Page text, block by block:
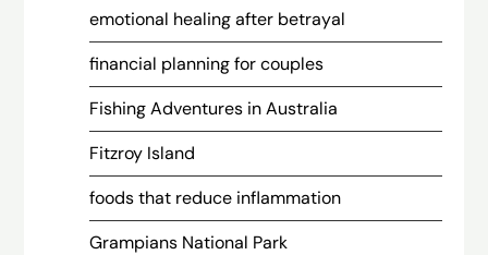
emotional healing after betrayal
financial planning for couples
Fishing Adventures in Australia
Fitzroy Island
foods that reduce inflammation
Grampians National Park